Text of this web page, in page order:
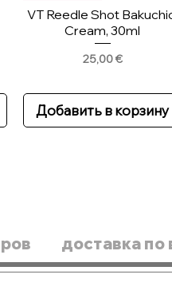
VT Reedle Shot
Cream, 30ml
Цена
25,00 €
Добавить в корзину
доставка по